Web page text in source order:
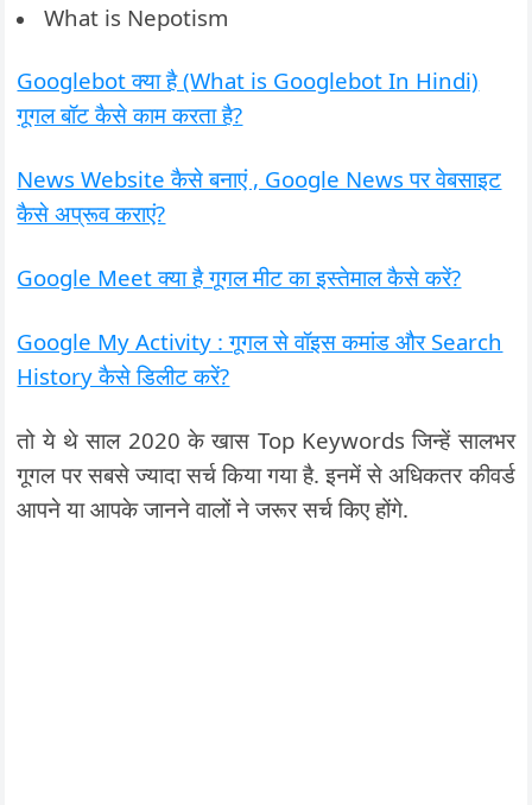
What is Nepotism
Googlebot क्या है (What is Googlebot In Hindi)
गूगल बॉट कैसे काम करता है?
News Website कैसे बनाएं , Google News पर वेबसाइट
कैसे अप्रूव कराएं?
Google Meet क्या है गूगल मीट का इस्तेमाल कैसे करें?
Google My Activity : गूगल से वॉइस कमांड और Search
History कैसे डिलीट करें?
तो ये थे साल 2020 के खास Top Keywords जिन्हें सालभर
गूगल पर सबसे ज्यादा सर्च किया गया है. इनमें से अधिकतर कीवर्ड
आपने या आपके जानने वालों ने जरूर सर्च किए होंगे.